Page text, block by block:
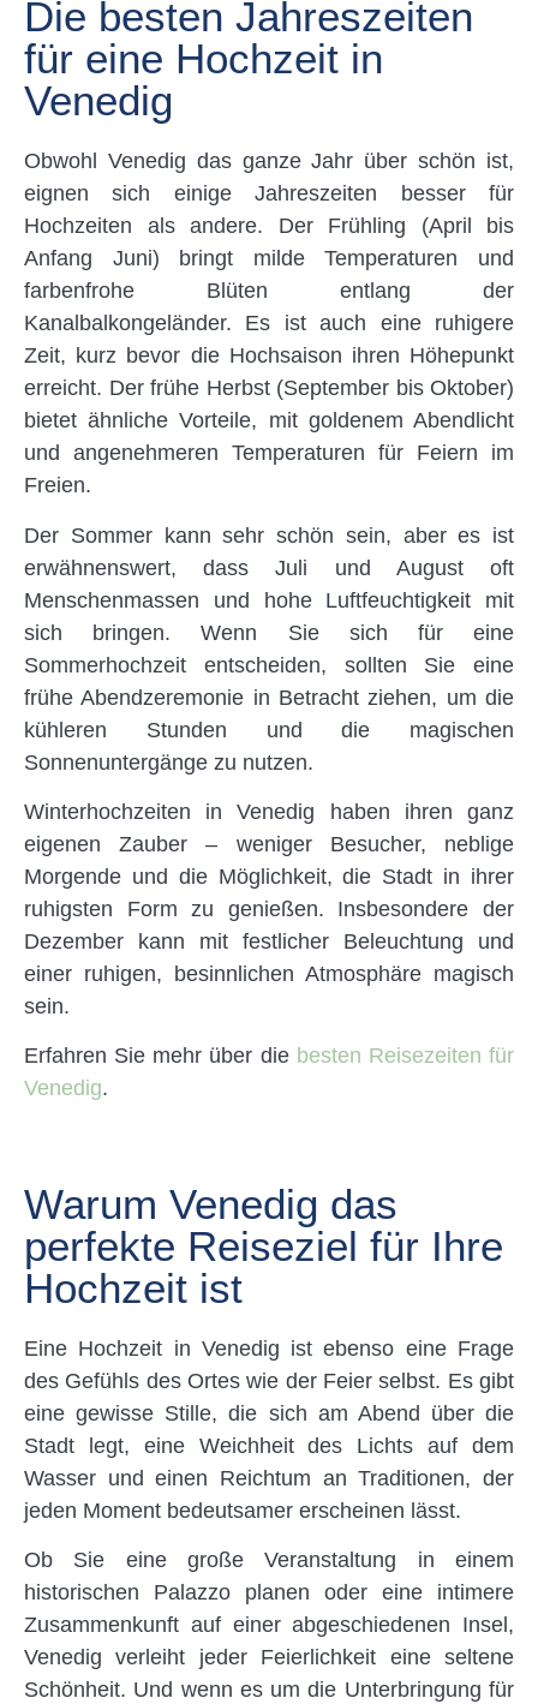
Die besten Jahreszeiten
für eine Hochzeit in
Venedig
Obwohl Venedig das ganze Jahr über schön ist,
eignen sich einige Jahreszeiten besser für
Hochzeiten als andere. Der Frühling (April bis
Anfang Juni) bringt milde Temperaturen und
farbenfrohe Blüten entlang der
Kanalbalkongeländer. Es ist auch eine ruhigere
Zeit, kurz bevor die Hochsaison ihren Höhepunkt
erreicht. Der frühe Herbst (September bis Oktober)
bietet ähnliche Vorteile, mit goldenem Abendlicht
und angenehmeren Temperaturen für Feiern im
Freien.
Der Sommer kann sehr schön sein, aber es ist
erwähnenswert, dass Juli und August oft
Menschenmassen und hohe Luftfeuchtigkeit mit
sich bringen. Wenn Sie sich für eine
Sommerhochzeit entscheiden, sollten Sie eine
frühe Abendzeremonie in Betracht ziehen, um die
kühleren Stunden und die magischen
Sonnenuntergänge zu nutzen.
Winterhochzeiten in Venedig haben ihren ganz
eigenen Zauber – weniger Besucher, neblige
Morgende und die Möglichkeit, die Stadt in ihrer
ruhigsten Form zu genießen. Insbesondere der
Dezember kann mit festlicher Beleuchtung und
einer ruhigen, besinnlichen Atmosphäre magisch
sein.
Erfahren Sie mehr über die besten Reisezeiten für
Venedig.
Warum Venedig das
perfekte Reiseziel für Ihre
Hochzeit ist
Eine Hochzeit in Venedig ist ebenso eine Frage
des Gefühls des Ortes wie der Feier selbst. Es gibt
eine gewisse Stille, die sich am Abend über die
Stadt legt, eine Weichheit des Lichts auf dem
Wasser und einen Reichtum an Traditionen, der
jeden Moment bedeutsamer erscheinen lässt.
Ob Sie eine große Veranstaltung in einem
historischen Palazzo planen oder eine intimere
Zusammenkunft auf einer abgeschiedenen Insel,
Venedig verleiht jeder Feierlichkeit eine seltene
Schönheit. Und wenn es um die Unterbringung für